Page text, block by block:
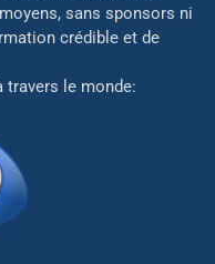
sans sponsors ni
crédible et de
le monde: